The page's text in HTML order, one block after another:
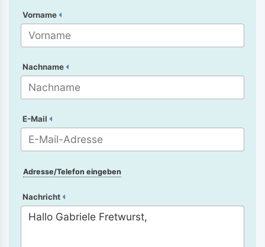
Vorname
Nachname
E-Mail
Adresse/Telefon eingeben
Nachricht